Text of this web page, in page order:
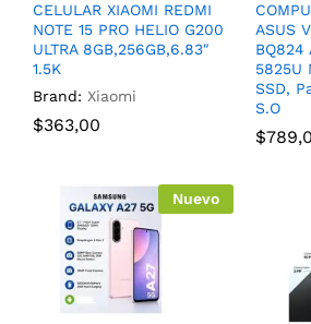
CELULAR XIAOMI REDMI
NOTE 15 PRO HELIO G200
ULTRA 8GB,256GB,6.83″
1.5K
Brand: Xiaomi
$363,00
ASUS
BQ824
5825U
SSD,
S.O
$
Nuevo